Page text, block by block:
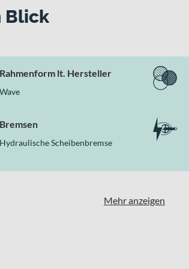
Lux) und Busch & Müller 2C LED-Rücklicht
Aluminiumrahmen, komfortable
und „nutria-matt“, passt es optisch
Blick
Rahmenform lt. Hersteller
Wave
Bremsen
Hydraulische Scheibenbremse
Mehr anzeigen